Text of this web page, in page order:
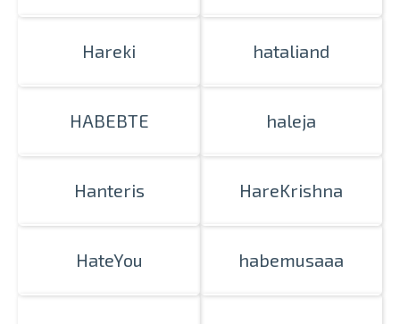
Hareki hataliand
HABEBTE haleja
Hanteris HareKrishna
HateYou habemusaaa